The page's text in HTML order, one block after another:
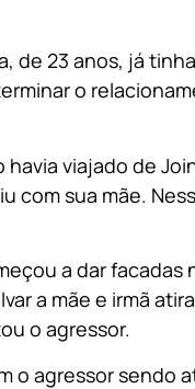
de 23 anos, já
o
viajado de
com sua mãe.
a dar facadas
a mãe e irmã
o agressor.
o agressor sendo